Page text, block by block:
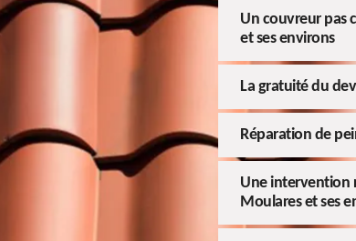
Un couvreur pas
et ses environs
La gratuité du
Réparation de
Une intervention
Moulares et ses